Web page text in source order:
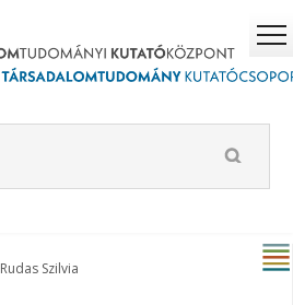
Rudas Szilvia